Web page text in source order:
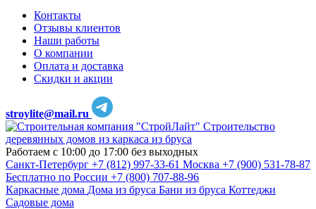
Контакты
Отзывы клиентов
Наши работы
О компании
Оплата и доставка
Скидки и акции
stroylite@mail.ru
Строительство
деревянных домов из каркаса из бруса
Работаем с 10:00 до 17:00 без выходных
Санкт-Петербург +7 (812) 997-33-61 Москва +7 (900) 531-78-87
Бесплатно по России +7 (800) 707-88-96
Каркасные дома Дома из бруса Бани из бруса Коттеджи
Садовые дома